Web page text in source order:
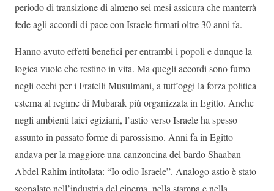
periodo di transizione di almeno sei mesi assicura che manterrà
fede agli accordi di pace con Israele firmati oltre 30 anni fa.
Hanno avuto effetti benefici per entrambi i popoli e dunque la
logica vuole che restino in vita. Ma quegli accordi sono fumo
negli occhi per i Fratelli Musulmani, a tutt’oggi la forza politica
esterna al regime di Mubarak più organizzata in Egitto. Anche
negli ambienti laici egiziani, l’astio verso Israele ha spesso
assunto in passato forme di parossismo. Anni fa in Egitto
andava per la maggiore una canzoncina del bardo Shaaban
Abdel Rahim intitolata: “Io odio Israele”. Analogo astio è stato
segnalato nell’industria del cinema, nella stampa e nella